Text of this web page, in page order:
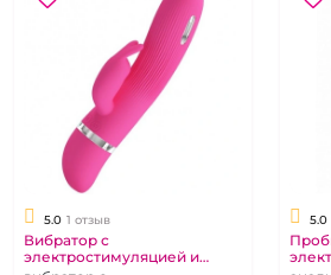
5.0 1 отзыв
Вибратор с
электростимуляцией и
5.0